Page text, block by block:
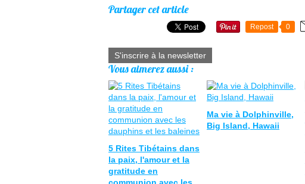
Partager cet article
Repost 0
S'inscrire à la newsletter
Vous aimerez aussi :
5 Rites Tibétains dans
la paix, l'amour et la
gratitude en
Ma vie à Dolphinville,
Big Island, Hawaii